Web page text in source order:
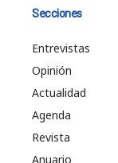
Secciones
Entrevistas
Opinión
Actualidad
Agenda
Revista
Anuario